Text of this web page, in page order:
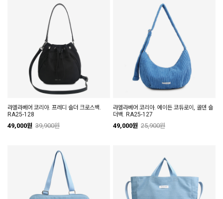
라엘라베어 코리아. 프레디 숄더 크로스백.
RA25-128
49,000원 39,900원
라엘라베어 코리아. 에이든 코듀로이, 골덴 숄
더백. RA25-127
49,000원 25,900원